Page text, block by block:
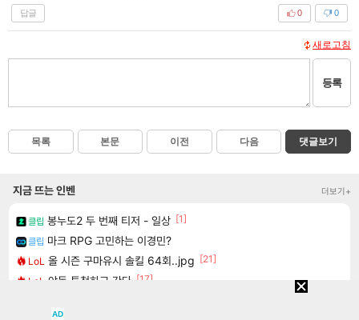
답글 0
0
새로고침
등록
목록 본문 이전 다음 댓글보기
지금 뜨는 인벤 더보기+
클립 봉누도2 두 번째 티저 - 일상 [1]
클립 마크 RPG 고민하는 이경민?
LoL 올 시즌 구마유시 솔킬 64회..jpg [21]
LoL 야동 투척하고 간다 [17]
AD